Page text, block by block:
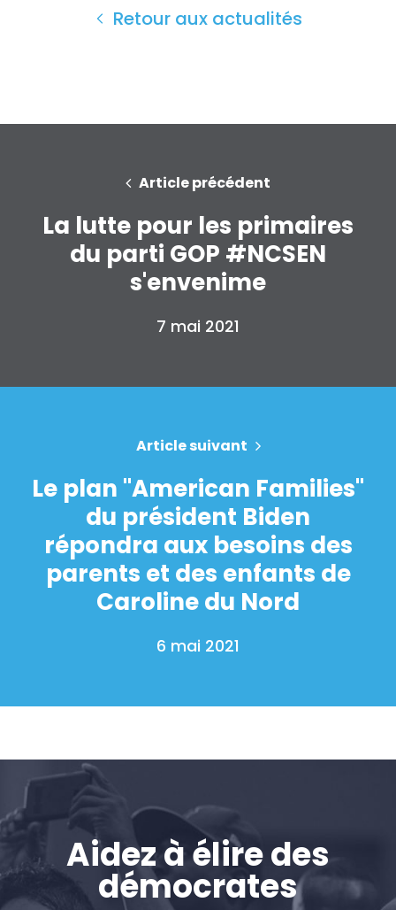
Shop
Travailler avec nous
Presse
Votre fête
Action
Vote
Faire un don
Retour aux actualités
Article précédent
La lutte pour les primaires
du parti GOP #NCSEN
s'envenime
7 mai 2021
Article suivant
Le plan "American Families"
du président Biden
répondra aux besoins des
parents et des enfants de
Caroline du Nord
6 mai 2021
Aidez à élire des
démocrates